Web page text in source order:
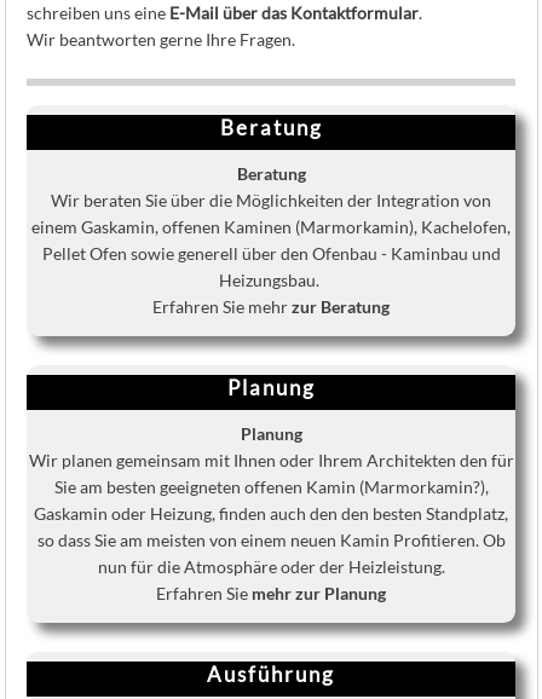
schreiben uns eine E-Mail über das Kontaktformular.
Wir beantworten gerne Ihre Fragen.
Beratung
Beratung
Wir beraten Sie über die Möglichkeiten der Integration von
einem Gaskamin, offenen Kaminen (Marmorkamin), Kachelofen,
Pellet Ofen sowie generell über den Ofenbau - Kaminbau und
Heizungsbau.
Erfahren Sie mehrzur Beratung
Planung
Planung
Wir planen gemeinsam mit Ihnen oder Ihrem Architekten den für
Sie am besten geeigneten offenen Kamin (Marmorkamin?),
Gaskamin oder Heizung, finden auch den den besten Standplatz,
so dass Sie am meisten von einem neuen Kamin Profitieren. Ob
nun für die Atmosphäre oder der Heizleistung.
Erfahren Sie mehr zur Planung
Ausführung